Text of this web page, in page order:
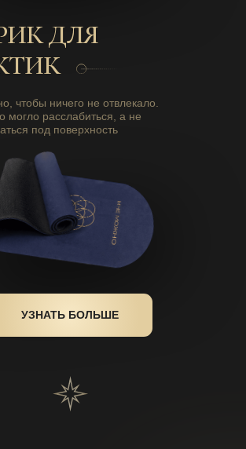
ДЛЯ
чтобы ничего не отвлекало.
могло расслабиться, а не
под поверхность
УЗНАТЬ БОЛЬШЕ